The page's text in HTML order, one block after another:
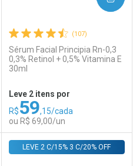
Comprar sem Desconto
Por R$ 49,00/cada
Comprar sem Desconto
Por R$ 49,00/cada
FECHAR
FECHAR
(107)
Sérum Facial Principia Rn-0,3
0,3% Retinol + 0,5% Vitamina E
30ml
Leve 2 itens por
R$59,15/cada
ou R$ 69,00/un
LEVE 2 C/15% 3 C/20% OFF